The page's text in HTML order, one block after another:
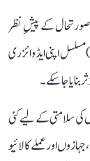
صورتحال کے پیشِ نظر
اپنی ایڈوائزری
جا سکے۔
کی سلامتی کے لیے کئی
کنٹرول روم، جہازوں اور عملے کا لائیو